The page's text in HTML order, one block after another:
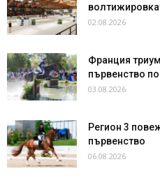
02.08.2026
Франция
първенство
03.08.2026
Регион 3
първенство
06.08.2026